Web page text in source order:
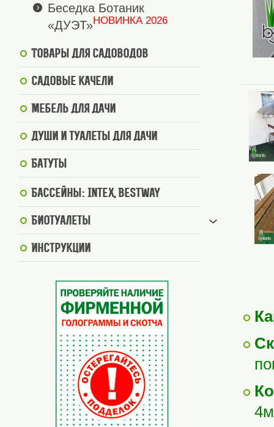
Беседка Ботаник
«ДУЭТ»НОВИНКА 2026
Товары для садоводов
Садовые качели
Мебель для дачи
Души и туалеты для дачи
Батуты
Бассейны: Intex, BestWay
Биотуалеты
Инструкции